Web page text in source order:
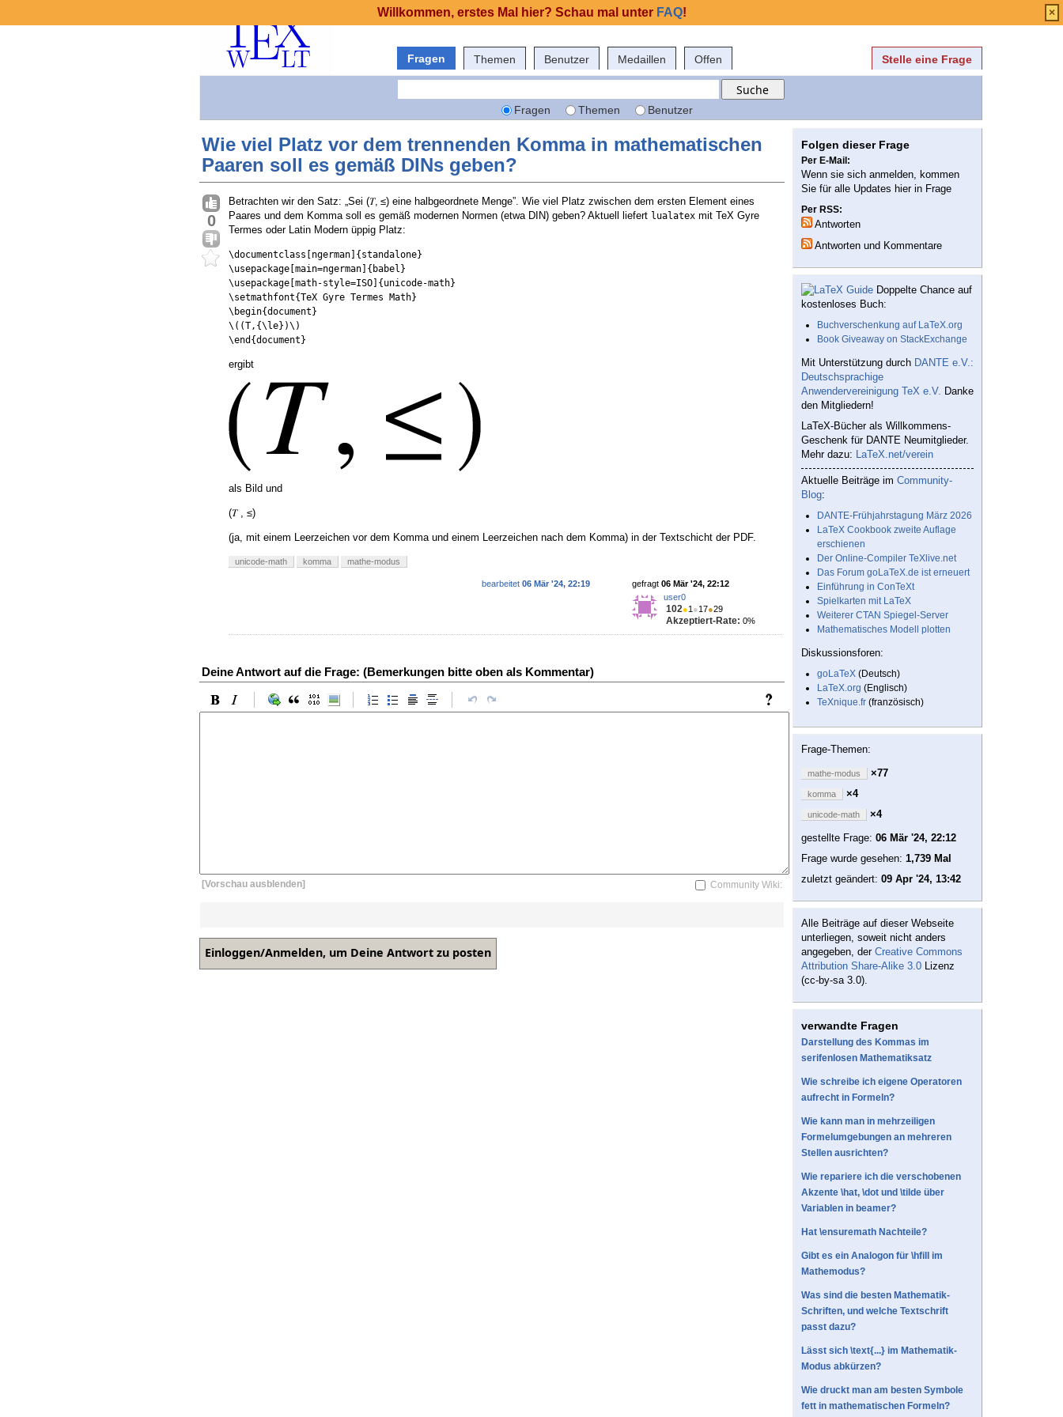
Fragen Themen Benutzer Medaillen Offen Stelle eine Frage
Fragen Themen Benutzer
Wie viel Platz vor dem trennenden Komma in mathematischen
Paaren soll es gemäß DINs geben?
0
Betrachten wir den Satz: „Sei (𝑇, ≤) eine halbgeordnete Menge”. Wie viel Platz zwischen dem ersten Element eines
Paares und dem Komma soll es gemäß modernen Normen (etwa DIN) geben? Aktuell liefert lualatex mit TeX Gyre
Termes oder Latin Modern üppig Platz:
\documentclass[ngerman]{standalone}
\usepackage[main=ngerman]{babel}
\usepackage[math-style=ISO]{unicode-math}
\setmathfont{TeX Gyre Termes Math}
\begin{document}
\((T,{\le})\)
\end{document}
ergibt
als Bild und
(𝑇 , ≤)
(ja, mit einem Leerzeichen vor dem Komma und einem Leerzeichen nach dem Komma) in der Textschicht der PDF.
unicode-math komma mathe-modus
gefragt 06 Mär '24, 22:12
user0
102●1 ●17●29
Akzeptiert-Rate: 0%
bearbeitet 06 Mär '24, 22:19
Deine Antwort auf die Frage: (Bemerkungen bitte oben als Kommentar)
[Vorschau ausblenden] Community Wiki:
Folgen dieser Frage
Per E-Mail:
Wenn sie sich anmelden, kommen
Sie für alle Updates hier in Frage
Per RSS:
Antworten
Antworten und Kommentare
Doppelte Chance auf
kostenloses Buch:
Buchverschenkung auf LaTeX.org
Book Giveaway on StackExchange
Mit Unterstützung durch DANTE e.V.:
Deutschsprachige
Anwendervereinigung TeX e.V. Danke
den Mitgliedern!
LaTeX-Bücher als Willkommens-
Geschenk für DANTE Neumitglieder.
Mehr dazu: LaTeX.net/verein
Aktuelle Beiträge im Community-
Blog:
DANTE-Frühjahrstagung März 2026
LaTeX Cookbook zweite Auflage
erschienen
Der Online-Compiler TeXlive.net
Das Forum goLaTeX.de ist erneuert
Einführung in ConTeXt
Spielkarten mit LaTeX
Weiterer CTAN Spiegel-Server
Mathematisches Modell plotten
Diskussionsforen:
goLaTeX (Deutsch)
LaTeX.org (Englisch)
TeXnique.fr (französisch)
Frage-Themen:
mathe-modus ×77
komma ×4
unicode-math
×4
gestellte Frage: 06 Mär '24, 22:12
Frage wurde gesehen: 1,739 Mal
zuletzt geändert: 09 Apr '24, 13:42
Alle Beiträge auf dieser Webseite
unterliegen, soweit nicht anders
angegeben, der Creative Commons
Attribution Share-Alike 3.0 Lizenz
(cc-by-sa 3.0).
verwandte Fragen
Darstellung des Kommas im
serifenlosen Mathematiksatz
Wie schreibe ich eigene Operatoren
aufrecht in Formeln?
Wie kann man in mehrzeiligen
Formelumgebungen an mehreren
Stellen ausrichten?
Wie repariere ich die verschobenen
Akzente \hat, \dot und \tilde über
Variablen in beamer?
Hat \ensuremath Nachteile?
Gibt es ein Analogon für \hfill im
Mathemodus?
Was sind die besten Mathematik-
Schriften, und welche Textschrift
passt dazu?
Lässt sich \text{...} im Mathematik-
Modus abkürzen?
Wie druckt man am besten Symbole
fett in mathematischen Formeln?
Willkommen, erstes Mal hier? Schau mal unter FAQ! ×